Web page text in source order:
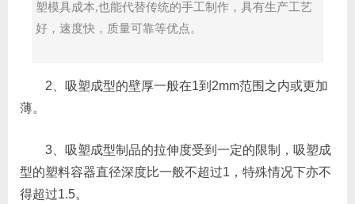
塑模具成本,也能代替传统的手工制作，具有生产工艺
好，速度快，质量可靠等优点。
2、吸塑成型的壁厚一般在1到2mm范围之内或更加
薄。
3、吸塑成型制品的拉伸度受到一定的限制，吸塑成
型的塑料容器直径深度比一般不超过1，特殊情况下亦不
得超过1.5。